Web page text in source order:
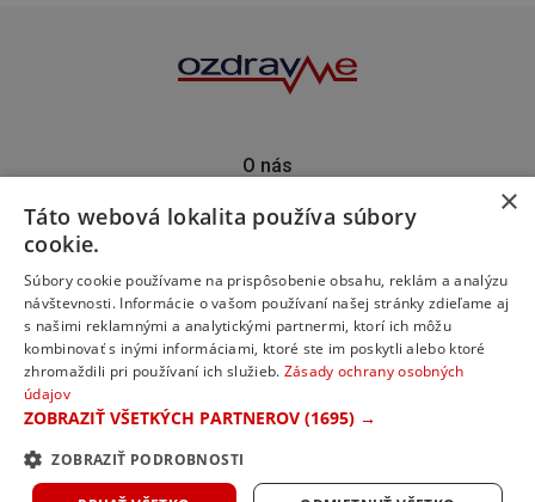
O nás
Predplatné
Podporte nás
© 2023 ozdravme s.r.o. Všetky práva vyhradené.
×
Táto webová lokalita používa súbory
cookie.
Súbory cookie používame na prispôsobenie obsahu, reklám a analýzu
návštevnosti. Informácie o vašom používaní našej stránky zdieľame aj
s našimi reklamnými a analytickými partnermi, ktorí ich môžu
kombinovať s inými informáciami, ktoré ste im poskytli alebo ktoré
zhromaždili pri používaní ich služieb. Zásady ochrany osobných
údajov
ZOBRAZIŤ VŠETKÝCH PARTNEROV (1695) →
ZOBRAZIŤ PODROBNOSTI